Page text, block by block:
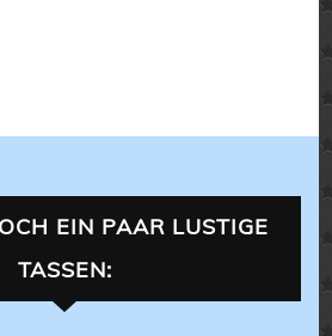
EIN PAAR LUSTIGE
TASSEN: